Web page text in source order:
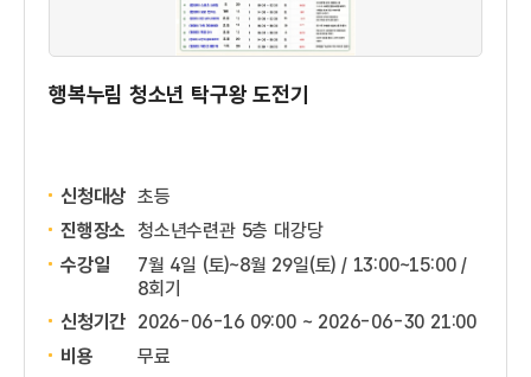
행복누림 청소년 탁구왕 도전기
신청대상 초등
진행장소 청소년수련관 5층 대강당
수강일
7월 4일 (토)~8월 29일(토) / 13:00~15:00 /
8회기
신청기간 2026-06-16 09:00 ~ 2026-06-30 21:00
비용
무료